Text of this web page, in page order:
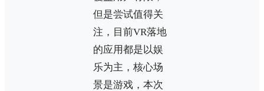
但是尝试值得关
注，目前VR落地
的应用都是以娱
乐为主，核心场
景是游戏，本次